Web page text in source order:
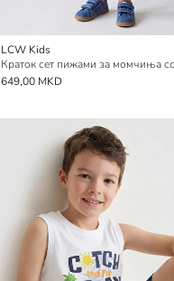
LCW Kids
649,00 MKD